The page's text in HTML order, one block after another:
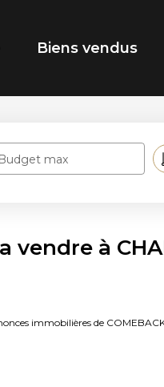
Biens vendus
Budget max
à
immobilières de